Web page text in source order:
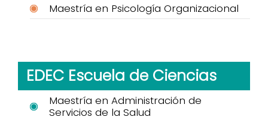
Maestría en Psicología Organizacional
EDEC Escuela de Ciencias
Maestría en Administración de
Servicios de la Salud